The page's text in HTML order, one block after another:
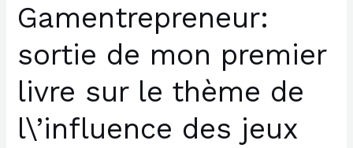
Gamentrepreneur:
sortie de mon premier
livre sur le thème de
l\’influence des jeux
Gamentrepreneur:
sortie
de
premier
livre
sur